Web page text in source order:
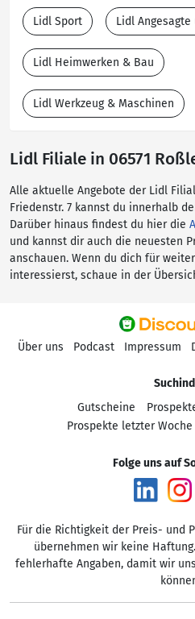
Lidl Sport Lidl
Lidl Heimwerken & Bau
Lidl Werkzeug & Maschinen
Lidl Filiale in 06571
Alle aktuelle Angebote der Lidl
Friedenstr. 7 kannst du innerhalb
Darüber hinaus findest du hier die
und kannst dir auch die neuesten
anschauen. Wenn du dich für
interessierst, schaue in der
Über uns Podcast Impressum
Gutscheine
Prospekte letzter Woche
Folge uns auf
Für die Richtigkeit der Preis- und
übernehmen wir keine
fehlerhafte Angaben, damit wir